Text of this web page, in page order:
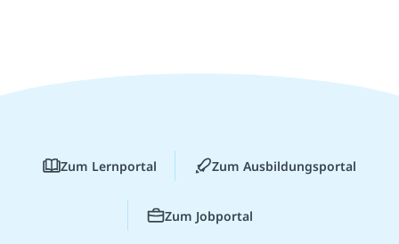
Zum Lernportal Zum Ausbildungsportal
Zum Jobportal